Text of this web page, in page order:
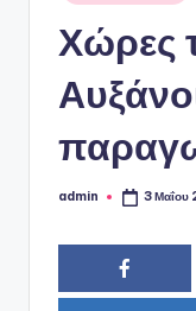
P
σε
Χώρες
Συγγραφέας:
admin 3 Μαΐου